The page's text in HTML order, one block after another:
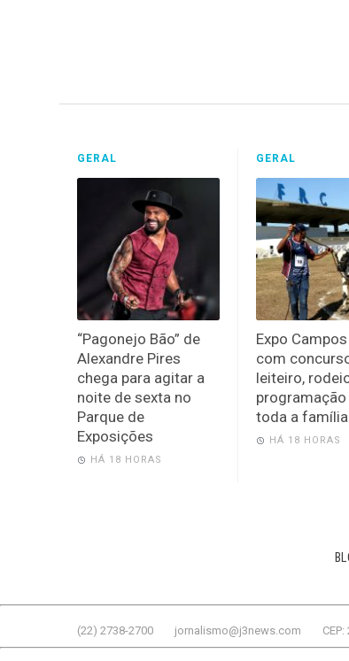
GERAL
“Pagonejo Bão” de
Alexandre Pires
chega para agitar a
noite de sexta no
Parque de
Exposições
HÁ 18 HORAS
GERAL
Expo
com
leiteiro,
programação
toda a família
HÁ 18 HORAS
(22) 2738-2700 jornalismo@j3news.com